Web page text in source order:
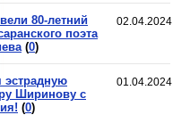
02.04.2024
80-летний
поэта
(0)
01.04.2024
эстрадную
Ширинову с
(0)